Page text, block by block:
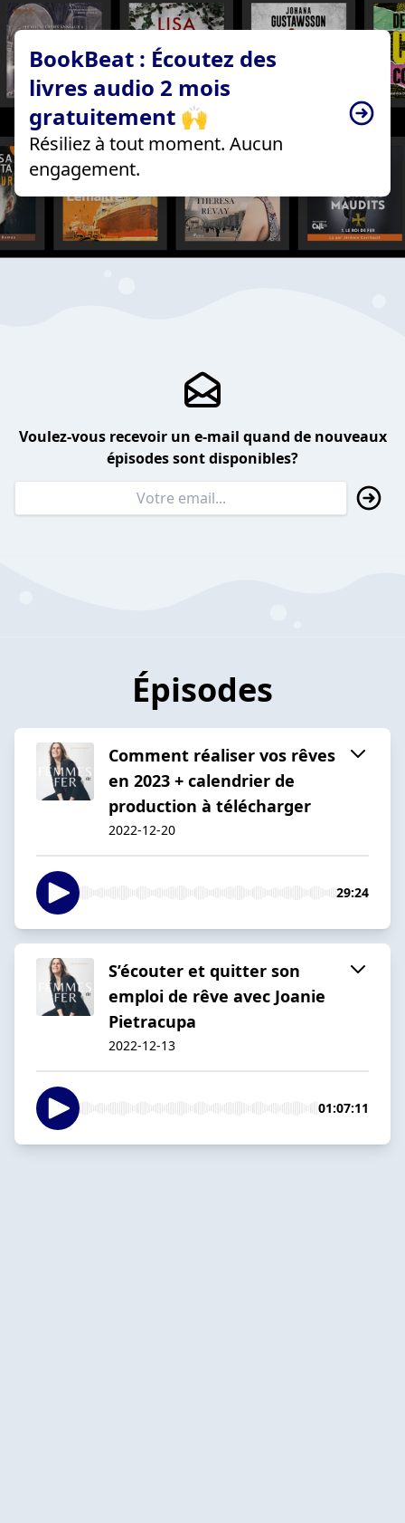
BookBeat : Écoutez des
livres audio 2 mois
gratuitement 🙌
Résiliez à tout moment. Aucun
engagement.
Voulez-vous recevoir un e-mail quand de nouveaux
épisodes sont disponibles?
Épisodes
Comment réaliser vos rêves
en 2023 + calendrier de
production à télécharger
2022-12-20
29:24
S’écouter et quitter son
emploi de rêve avec Joanie
Pietracupa
2022-12-13
01:07:11